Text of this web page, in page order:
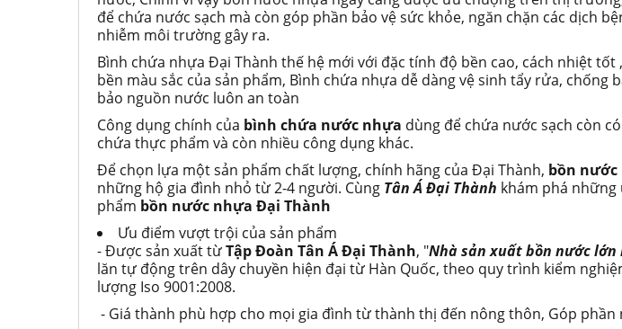
để chứa nước sạch mà còn góp phần bảo vệ sức khỏe, ngăn chặn các dịch
nhiễm môi trường gây ra.
Bình chứa nhựa Đại Thành thế hệ mới với đặc tính độ bền cao, cách nhiệt
bền màu sắc của sản phẩm, Bình chứa nhựa dễ dàng vệ sinh tẩy rửa, chống
bảo nguồn nước luôn an toàn
Công dụng chính của bình chứa nước nhựa dùng để chứa nước sạch còn
chứa thực phẩm và còn nhiều công dụng khác.
Để chọn lựa một sản phẩm chất lượng, chính hãng của Đại Thành, bồn
những hộ gia đình nhỏ từ 2-4 người. Cùng Tân Á Đại Thành khám phá
phẩm bồn nước nhựa Đại Thành
Ưu điểm vượt trội của sản phẩm
- Được sản xuất từTập Đoàn Tân Á Đại Thành, "Nhà sản xuất bồn nước lớn
lăn tự động trên dây chuyền hiện đại từ Hàn Quốc, theo quy trình kiểm
lượng Iso 9001:2008.
- Giá thành phù hợp cho mọi gia đình từ thành thị đến nông thôn, Góp phần